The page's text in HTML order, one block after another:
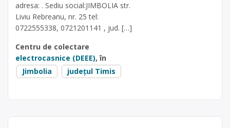
adresa: . Sediu social:JIMBOLIA str.
Liviu Rebreanu, nr. 25 tel:
0722555338, 0721201141 , jud. […]
Centru de colectare
electrocasnice (DEEE), în
Jimbolia
județul Timis